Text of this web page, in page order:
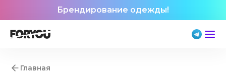
Брендирование одежды!
Главная